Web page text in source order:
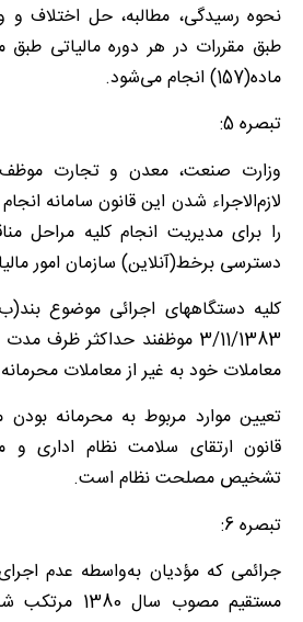
نحوه رسیدگی، مطالبه، حل اختلاف
طبق مقررات در هر دوره مالیاتی طبق
ماده(157) انجام می‌شود.
تبصره 5:
وزارت صنعت، معدن و تجارت
لازم‌الاجراء شدن این قانون سامانه
را برای مدیریت انجام کلیه مراحل
دسترسی برخط(آنلاین) سازمان امور
3/11/1383 موظفند حداکثر
معاملات خود به غیر از معاملات
تشخیص مصلحت نظام است.
تبصره 6:
مستقیم